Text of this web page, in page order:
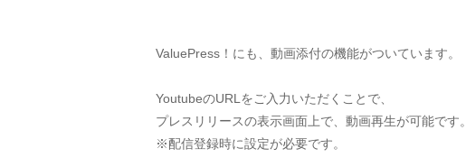
ValuePress！にも、動画添付の機能がついています。
YoutubeのURLをご入力いただくことで、
プレスリリースの表示画面上で、動画再生が可能です。
※配信登録時に設定が必要です。